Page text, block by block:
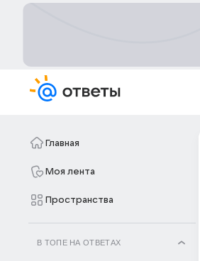
Главная
Моя лента
Пространства
В ТОПЕ НА ОТВЕТАХ